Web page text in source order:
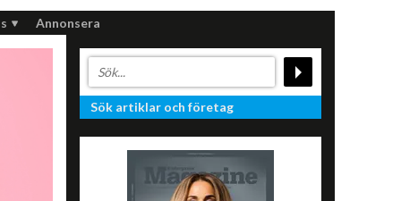
Annonsera
Sök artiklar och företag